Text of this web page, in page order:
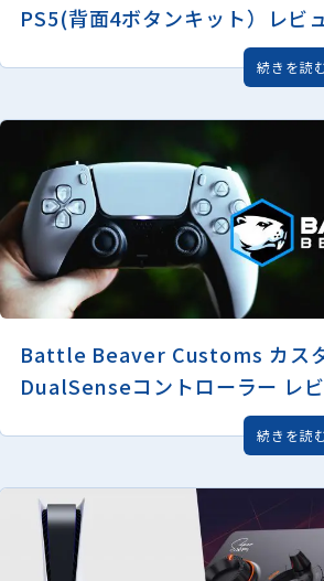
PS5(背面4ボタンキット）レビ
続きを読
Battle Beaver Customs カス
DualSenseコントローラー レ
続きを読